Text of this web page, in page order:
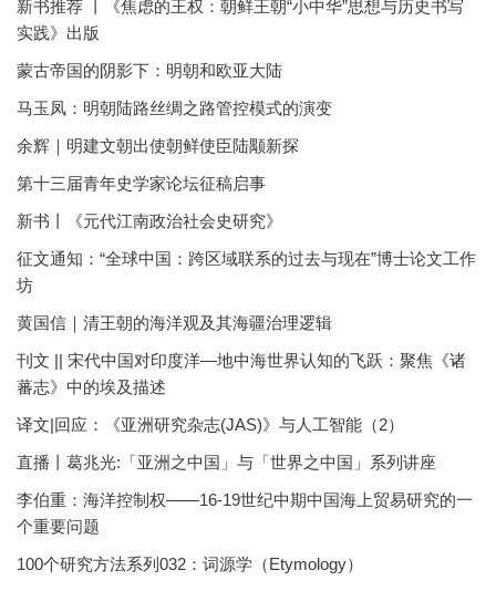
新书推荐 丨《焦虑的王权：朝鲜王朝“小中华”思想与历史书写
实践》出版
蒙古帝国的阴影下：明朝和欧亚大陆
马玉凤：明朝陆路丝绸之路管控模式的演变
余辉｜明建文朝出使朝鲜使臣陆颙新探
第十三届青年史学家论坛征稿启事
新书丨《元代江南政治社会史研究》
征文通知：“全球中国：跨区域联系的过去与现在”博士论文工作
坊
黄国信｜清王朝的海洋观及其海疆治理逻辑
刊文 || 宋代中国对印度洋—地中海世界认知的飞跃：聚焦《诸
蕃志》中的埃及描述
译文|回应：《亚洲研究杂志(JAS)》与人工智能（2）
直播丨葛兆光:「亚洲之中国」与「世界之中国」系列讲座
李伯重：海洋控制权——16-19世纪中期中国海上贸易研究的一
个重要问题
100个研究方法系列032：词源学（Etymology）